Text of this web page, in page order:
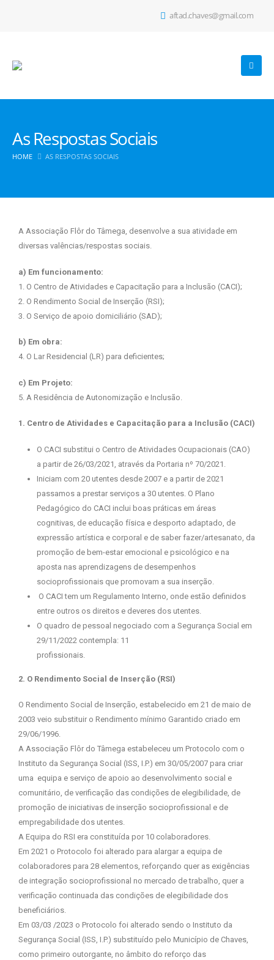
aftad.chaves@gmail.com
As Respostas Sociais
HOME AS RESPOSTAS SOCIAIS
A Associação Flôr do Tâmega, desenvolve a sua atividade em
diversas valências/respostas sociais.
a) Em funcionamento:
1. O Centro de Atividades e Capacitação para a Inclusão (CACI);
2. O Rendimento Social de Inserção (RSI);
3. O Serviço de apoio domiciliário (SAD);
b) Em obra:
4. O Lar Residencial (LR) para deficientes;
c) Em Projeto:
5. A Residência de Autonomização e Inclusão.
1. Centro de Atividades e Capacitação para a Inclusão (CACI)
O CACI substitui o Centro de Atividades Ocupacionais (CAO)
a partir de 26/03/2021, através da Portaria nº 70/2021.
Iniciam com 20 utentes desde 2007 e a partir de 2021
passamos a prestar serviços a 30 utentes. O Plano
Pedagógico do CACI inclui boas práticas em áreas
cognitivas, de educação física e desporto adaptado, de
expressão artística e corporal e de saber fazer/artesanato, da
promoção de bem-estar emocional e psicológico e na
aposta nas aprendizagens de desempenhos
socioprofissionais que promovam a sua inserção.
O CACI tem um Regulamento Interno, onde estão definidos
entre outros os direitos e deveres dos utentes.
O quadro de pessoal negociado com a Segurança Social em
29/11/2022 contempla: 11
profissionais.
2. O Rendimento Social de Inserção (RSI)
O Rendimento Social de Inserção, estabelecido em 21 de maio de
2003 veio substituir o Rendimento mínimo Garantido criado em
29/06/1996.
A Associação Flôr do Tâmega estabeleceu um Protocolo com o
Instituto da Segurança Social (ISS, I.P.) em 30/05/2007 para criar
uma equipa e serviço de apoio ao desenvolvimento social e
comunitário, de verificação das condições de elegibilidade, de
promoção de iniciativas de inserção socioprofissional e de
empregabilidade dos utentes.
A Equipa do RSI era constituída por 10 colaboradores.
Em 2021 o Protocolo foi alterado para alargar a equipa de
colaboradores para 28 elementos, reforçando quer as exigências
de integração socioprofissional no mercado de trabalho, quer a
verificação continuada das condições de elegibilidade dos
beneficiários.
Em 03/03 /2023 o Protocolo foi alterado sendo o Instituto da
Segurança Social (ISS, I.P.) substituído pelo Município de Chaves,
como primeiro outorgante, no âmbito do reforço das